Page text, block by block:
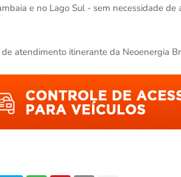
e no Lago Sul - sem necessidade
atendimento itinerante da Neoenergia